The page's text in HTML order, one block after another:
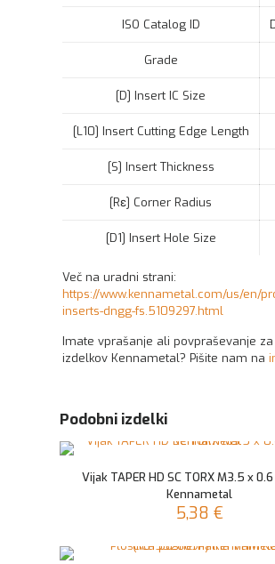
ISO Catalog ID
Grade
[D] Insert IC Size
[L10] Insert Cutting Edge Length
[S] Insert Thickness
[Rε] Corner Radius
[D1] Insert Hole Size
Več na uradni strani:
https://www.kennametal.com/us/en/
inserts-dngg-fs.5109297.html
Imate vprašanje ali povpraševanje
izdelkov Kennametal? Pišite nam na
Podobni izdelki
Vijak TAPER HD SC TORX M3.5 x
Kennametal
5,38 €